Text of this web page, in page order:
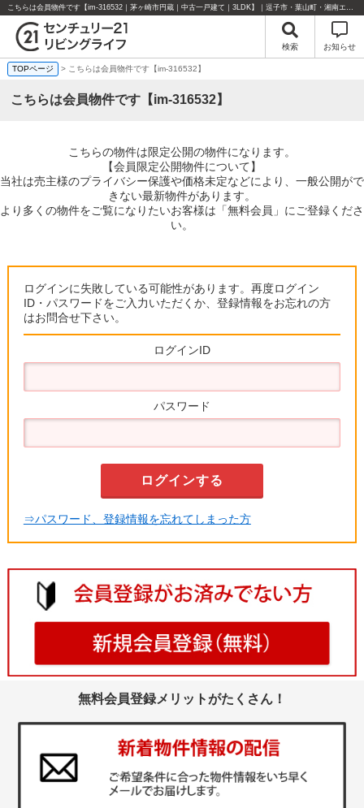
こちらは会員物件です【im-316532｜茅ヶ崎市円蔵｜中古一戸建て｜3LDK】｜逗子市・葉山町・湘南エリアの不動産のことならセンチュリー21リビングライフにお任せください！
検索 お知らせ
TOPページ > こちらは会員物件です【im-316532】
こちらは会員物件です【im-316532】
こちらの物件は限定公開の物件になります。
【会員限定公開物件について】
当社は売主様のプライバシー保護や価格未定などにより、一般公開がで
きない最新物件があります。
より多くの物件をご覧になりたいお客様は「無料会員」にご登録くださ
い。
ログインに失敗している可能性があります。再度ログイン
ID・パスワードをご入力いただくか、登録情報をお忘れの方
はお問合せ下さい。
ログインID
パスワード
⇒パスワード、登録情報を忘れてしまった方
無料会員登録メリットがたくさん！